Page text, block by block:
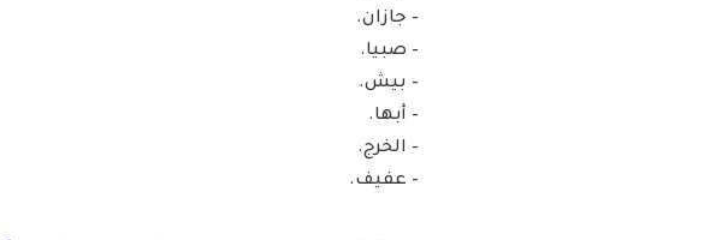
– جازان.
– صبيا.
– بيش.
– أبها.
– الخرج.
– عفيف.